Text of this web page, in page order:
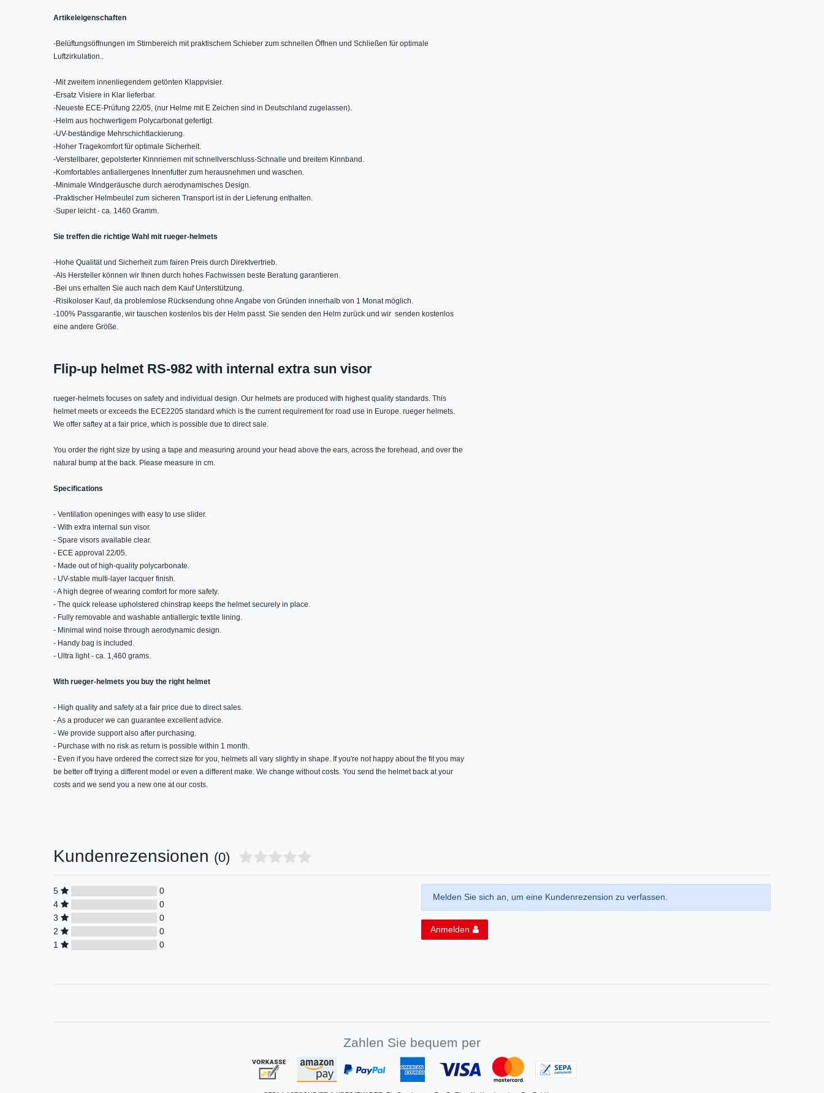
Artikeleigenschaften
-Belüftungsöffnungen im Stirnbereich mit praktischem Schieber zum schnellen Öffnen und Schließen für optimale
Luftzirkulation..
-Mit zweitem innenliegendem getönten Klappvisier.
-Ersatz Visiere in Klar lieferbar.
-Neueste ECE-Prüfung 22/05, (nur Helme mit E Zeichen sind in Deutschland zugelassen).
-Helm aus hochwertigem Polycarbonat gefertigt.
-UV-beständige Mehrschichtlackierung.
-Hoher Tragekomfort für optimale Sicherheit.
-Verstellbarer, gepolsterter Kinnriemen mit schnellverschluss-Schnalle und breitem Kinnband.
-Komfortables antiallergenes Innenfutter zum herausnehmen und waschen.
-Minimale Windgeräusche durch aerodynamisches Design.
-Praktischer Helmbeutel zum sicheren Transport ist in der Lieferung enthalten.
-Super leicht - ca. 1460 Gramm.
Sie treffen die richtige Wahl mit rueger-helmets
-Hohe Qualität und Sicherheit zum fairen Preis durch Direktvertrieb.
-Als Hersteller können wir Ihnen durch hohes Fachwissen beste Beratung garantieren.
-Bei uns erhalten Sie auch nach dem Kauf Unterstützung.
-Risikoloser Kauf, da problemlose Rücksendung ohne Angabe von Gründen innerhalb von 1 Monat möglich.
-100% Passgarantie, wir tauschen kostenlos bis der Helm passt. Sie senden den Helm zurück und wir senden kostenlos
eine andere Größe.
Flip-up helmet RS-982 with internal extra sun visor
rueger-helmets focuses on safety and individual design. Our helmets are produced with highest quality standards. This
helmet meets or exceeds the ECE2205 standard which is the current requirement for road use in Europe. rueger helmets.
We offer saftey at a fair price, which is possible due to direct sale.
You order the right size by using a tape and measuring around your head above the ears, across the forehead, and over the
natural bump at the back. Please measure in cm.
Specifications
- Ventilation openinges with easy to use slider.
- With extra internal sun visor.
- Spare visors available clear.
- ECE approval 22/05.
- Made out of high-quality polycarbonate.
- UV-stable multi-layer lacquer finish.
- A high degree of wearing comfort for more safety.
- The quick release upholstered chinstrap keeps the helmet securely in place.
- Fully removable and washable antiallergic textile lining.
- Minimal wind noise through aerodynamic design.
- Handy bag is included.
- Ultra light - ca. 1,460 grams.
With rueger-helmets you buy the right helmet
- High quality and safety at a fair price due to direct sales.
- As a producer we can guarantee excellent advice.
- We provide support also after purchasing.
- Purchase with no risk as return is possible within 1 month.
- Even if you have ordered the correct size for you, helmets all vary slightly in shape. If you're not happy about the fit you may
be better off trying a different model or even a different make. We change without costs. You send the helmet back at your
costs and we send you a new one at our costs.
Kundenrezensionen (0)
5
0
4
0
3
0
2
0
1
0
Melden Sie sich an, um eine Kundenrezension zu verfassen.
Anmelden
Zahlen Sie bequem per